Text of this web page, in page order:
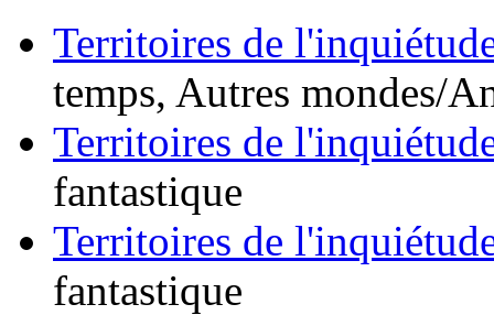
Territoires de
temps, Autres mondes/
Territoires de
fantastique
Territoires de
fantastique